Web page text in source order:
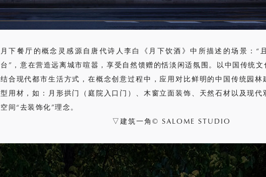
月下餐厅的概念灵感源自唐代诗人李白《月下饮酒》中所描述的场景：“
台”，意在营造远离城市喧嚣，享受自然馈赠的恬淡闲适氛围。以中国传统文
结合现代都市生活方式，在概念创意过程中，应用对比鲜明的中国传统园林
型用材，如：月形拱门（庭院入口门）、木窗立面装饰、天然石材以及现代
空间“去装饰化”理念。
▽建筑一角© SALOME STUDIO